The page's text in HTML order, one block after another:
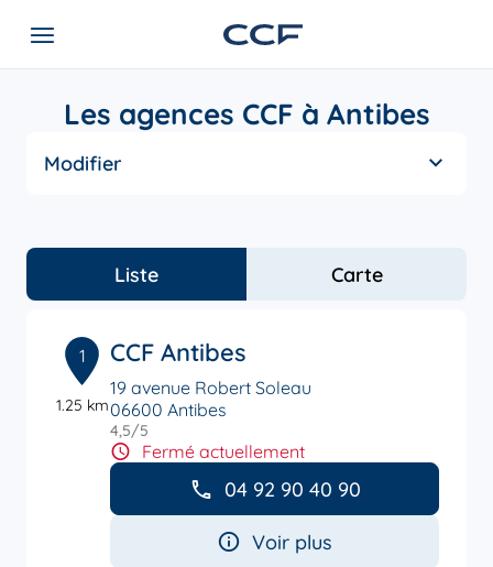
Les agences CCF à Antibes
Modifier
Liste Carte
1
1.25 km
CCF Antibes
19 avenue Robert Soleau
06600 Antibes
4,5/5
Fermé actuellement
04 92 90 40 90
Voir plus